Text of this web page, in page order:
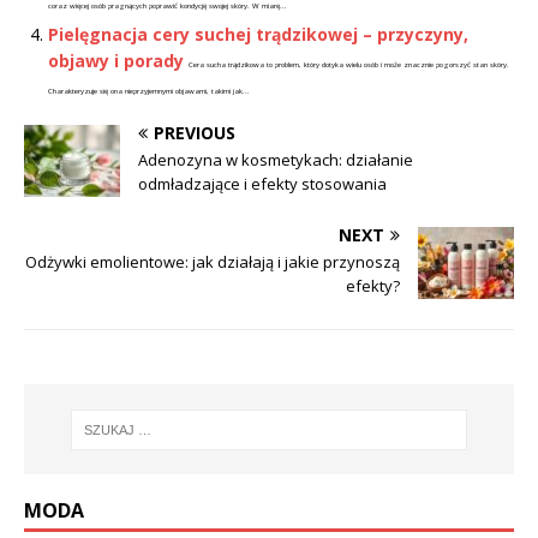
coraz więcej osób pragnących poprawić kondycję swojej skóry. W miarę...
Pielęgnacja cery suchej trądzikowej – przyczyny,
objawy i porady Cera sucha trądzikowa to problem, który dotyka wielu osób i może znacznie pogorszyć stan skóry.
Charakteryzuje się ona nieprzyjemnymi objawami, takimi jak...
PREVIOUS
Adenozyna w kosmetykach: działanie
odmładzające i efekty stosowania
NEXT
Odżywki emolientowe: jak działają i jakie przynoszą
efekty?
MODA